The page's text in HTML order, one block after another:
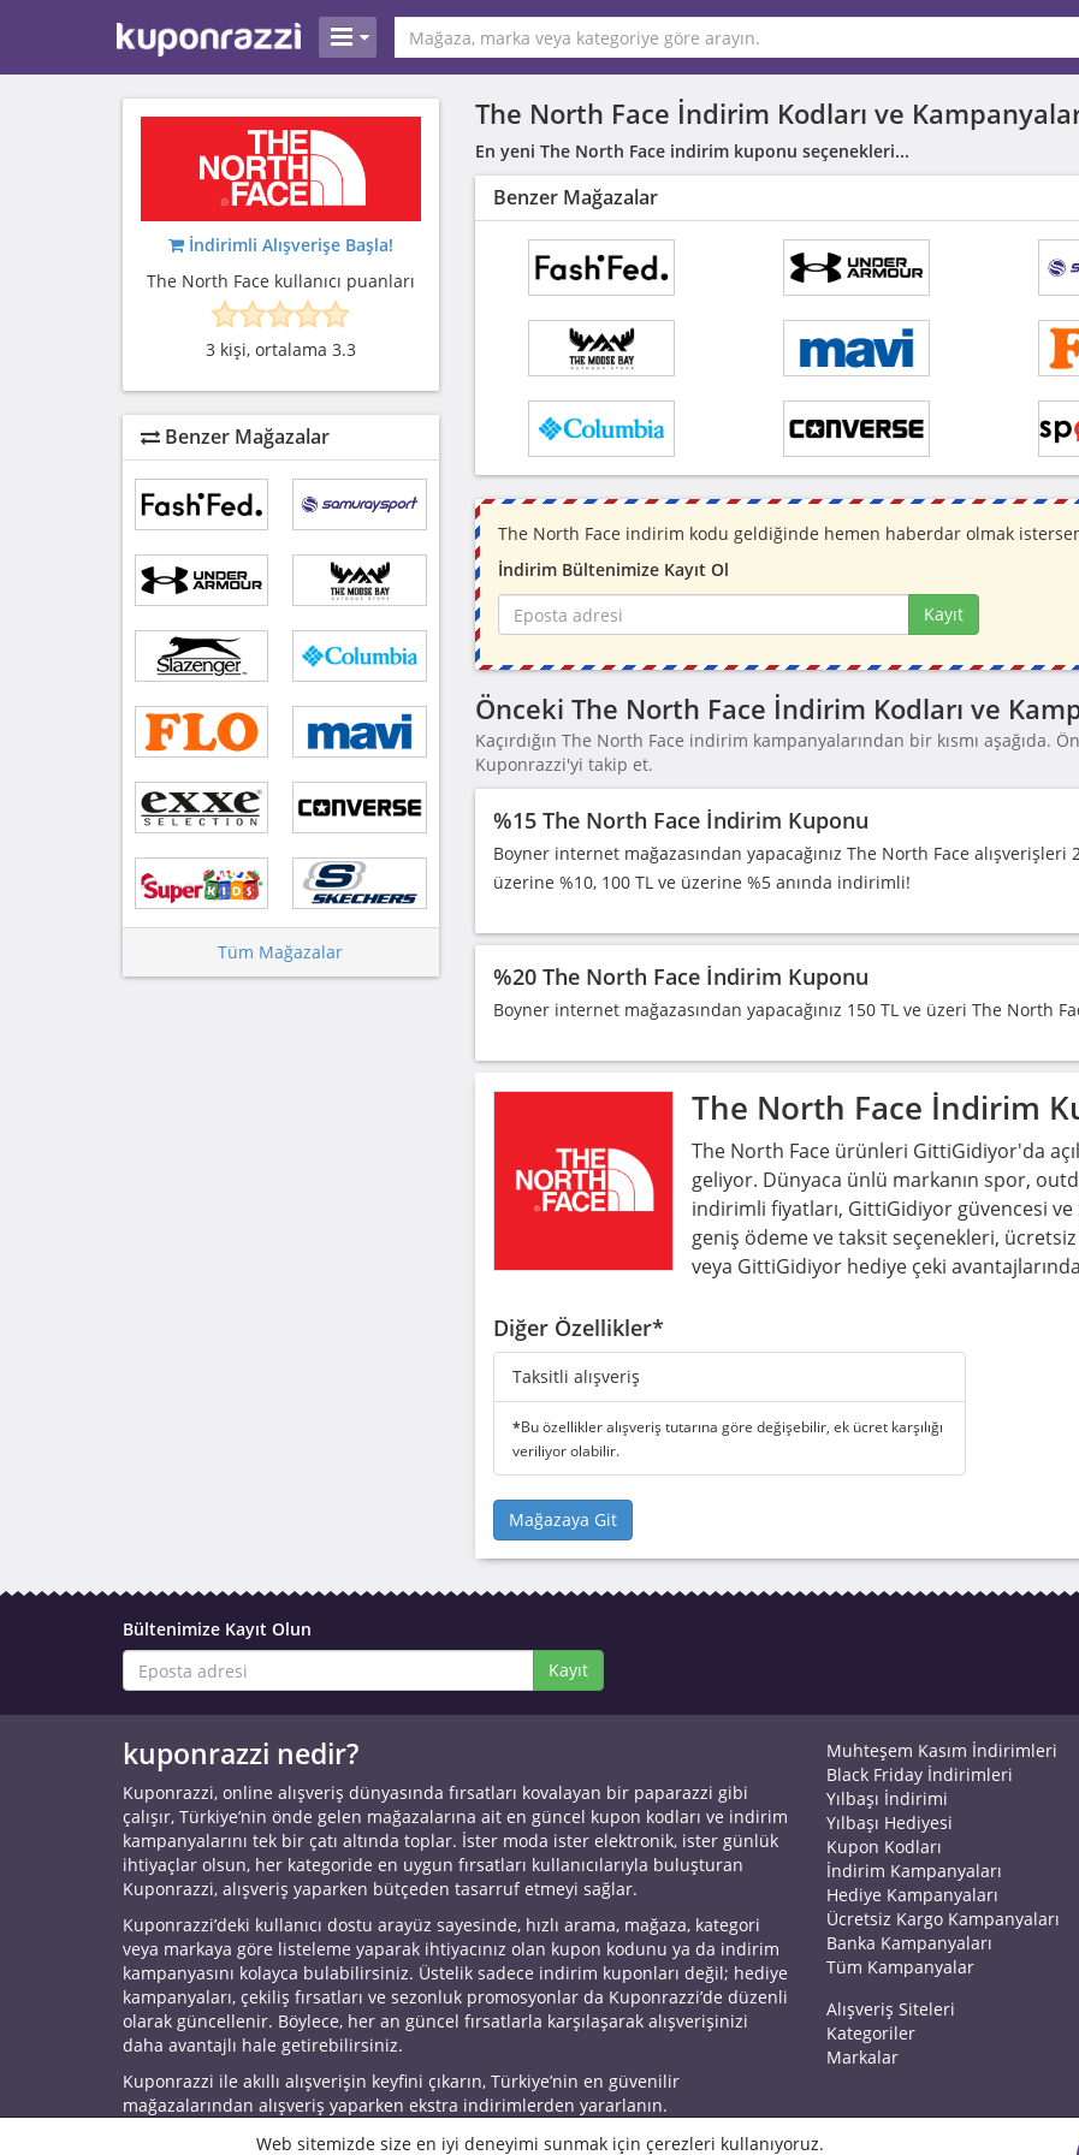
The North Face İndirim Kodları ve
En yeni The North Face indirim kuponu seçenekleri...
İndirimli Alışverişe Başla!
The North Face kullanıcı puanları
3 kişi, ortalama 3.3
Benzer Mağazalar
The North Face indirim kodu geldiğinde hemen haberdar olmak
İndirim Bültenimize Kayıt Ol
Kayıt
Önceki The North Face İndirim Kodları ve
Kaçırdığın The North Face indirim kampanyalarından bir kısmı aşağıda.
Kuponrazzi'yi takip et.
%15 The North Face İndirim Kuponu
Boyner internet mağazasından yapacağınız The North Face alışverişleri
üzerine %10, 100 TL ve üzerine %5 anında indirimli!
%20 The North Face İndirim Kuponu
Boyner internet mağazasından yapacağınız 150 TL ve üzeri The North
The North Face İndirim
The North Face ürünleri GittiGidiyor'da
geliyor. Dünyaca ünlü markanın spor,
indirimli fiyatları, GittiGidiyor güvencesi ve
geniş ödeme ve taksit seçenekleri,
veya GittiGidiyor hediye çeki
Diğer Özellikler*
Taksitli alışveriş
*Bu özellikler alışveriş tutarına göre değişebilir, ek ücret karşılığı
veriliyor olabilir.
Mağazaya Git
Benzer Mağazalar
Tüm Mağazalar
Bültenimize Kayıt Olun
Kayıt
kuponrazzi nedir?
Kuponrazzi, online alışveriş dünyasında fırsatları kovalayan bir paparazzi gibi
çalışır, Türkiye’nin önde gelen mağazalarına ait en güncel kupon kodları ve indirim
kampanyalarını tek bir çatı altında toplar. İster moda ister elektronik, ister günlük
ihtiyaçlar olsun, her kategoride en uygun fırsatları kullanıcılarıyla buluşturan
Kuponrazzi, alışveriş yaparken bütçeden tasarruf etmeyi sağlar.
Kuponrazzi’deki kullanıcı dostu arayüz sayesinde, hızlı arama, mağaza, kategori
veya markaya göre listeleme yaparak ihtiyacınız olan kupon kodunu ya da indirim
kampanyasını kolayca bulabilirsiniz. Üstelik sadece indirim kuponları değil; hediye
kampanyaları, çekiliş fırsatları ve sezonluk promosyonlar da Kuponrazzi’de düzenli
olarak güncellenir. Böylece, her an güncel fırsatlarla karşılaşarak alışverişinizi
daha avantajlı hale getirebilirsiniz.
Kuponrazzi ile akıllı alışverişin keyfini çıkarın, Türkiye’nin en güvenilir
mağazalarından alışveriş yaparken ekstra indirimlerden yararlanın.
Muhteşem Kasım İndirimleri
Black Friday İndirimleri
Yılbaşı İndirimi
Yılbaşı Hediyesi
Kupon Kodları
İndirim Kampanyaları
Hediye Kampanyaları
Ücretsiz Kargo Kampanyaları
Banka Kampanyaları
Tüm Kampanyalar
Alışveriş Siteleri
Kategoriler
Markalar
© 2026 KuponrazziWeb sitemizde size en iyi deneyimi sunmak için çerezleri kullanıyoruz.